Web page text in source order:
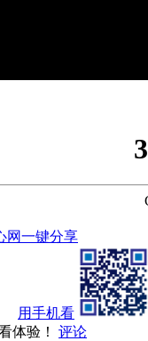
网一键分享
用手机看
体验！
评论